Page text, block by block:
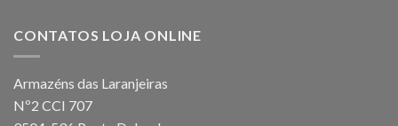
CONTATOS LOJA ONLINE
Armazéns das Laranjeiras
Nº2 CCI 707